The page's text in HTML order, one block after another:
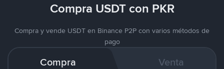
Compra USDT con PKR
Compra y vende USDT en Binance P2P con varios métodos de
pago
Compra Venta